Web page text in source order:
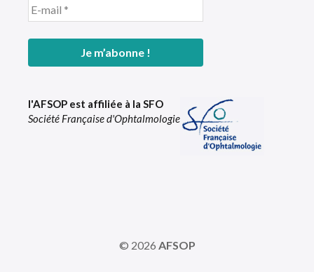
l'AFSOP est affiliée à la SFO
Société Française d'Ophtalmologie
© 2026 AFSOP